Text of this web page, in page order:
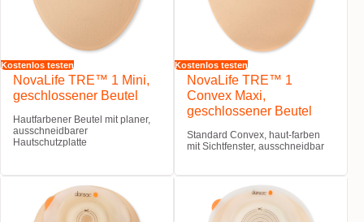
Kostenlos testen
NovaLife TRE™ 1 Mini,
geschlossener Beutel
Hautfarbener Beutel mit planer,
ausschneidbarer
Hautschutzplatte
Kostenlos testen
NovaLife TRE™ 1
Convex Maxi,
geschlossener Beutel
Standard Convex, haut-farben
mit Sichtfenster, ausschneidbar